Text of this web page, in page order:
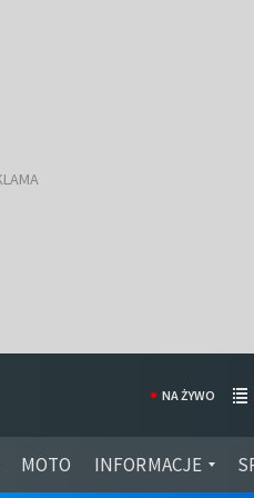
MOTO INFORMACJE
NA ŻYWO